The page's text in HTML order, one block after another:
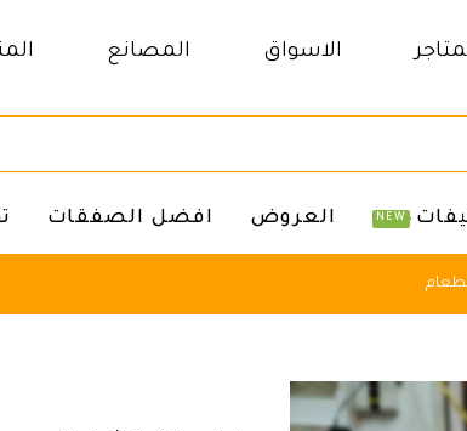
الاسواق المصانع
NEW العروض افضل الصفقات